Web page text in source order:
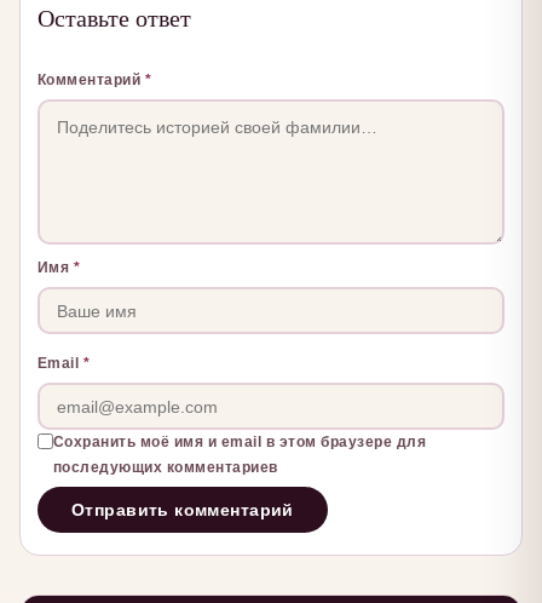
Оставьте ответ
Комментарий *
Имя *
Email *
Сохранить моё имя и email в этом браузере для
последующих комментариев